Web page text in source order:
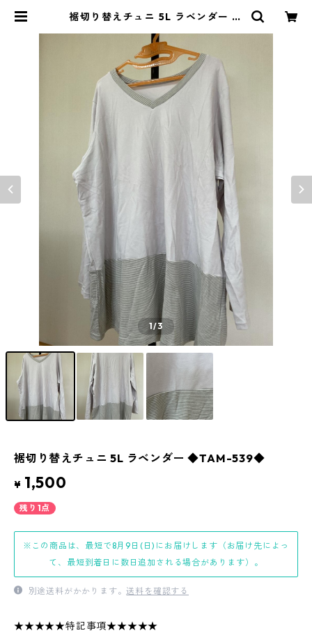
裾切り替えチュニ 5L ラベンダー ◆
UCE
1/3
裾切り替えチュニ 5L ラベンダー ◆TAM-539◆
¥ 1,500
残り1点
※この商品は、最短で8月9日(日)にお届けします（お届け先によっ
て、最短到着日に数日追加される場合があります）。
別途送料がかかります。送料を確認する
★★★★★特記事項★★★★★